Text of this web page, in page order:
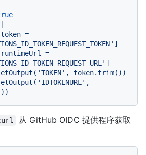
从 GitHub OIDC 提供程序获取